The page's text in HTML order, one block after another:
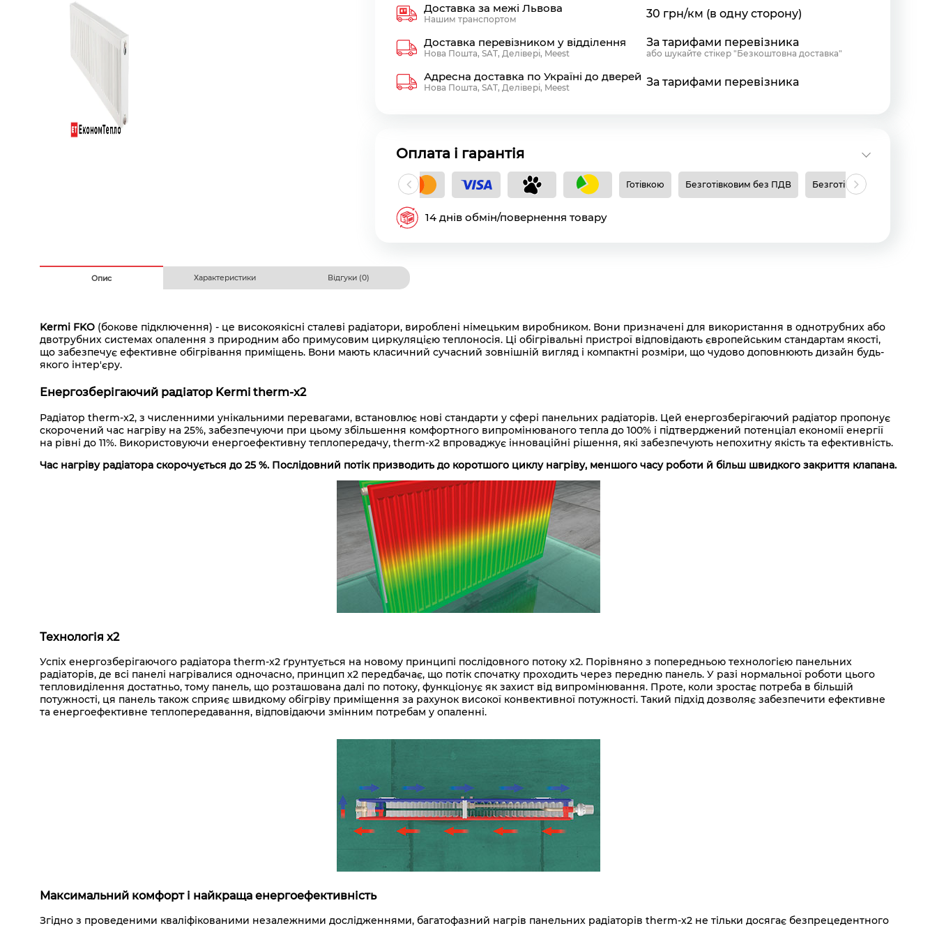
Доставка за межі Львова
Нашим транспортом 30 грн/км (в одну сторону)
Доставка перевізником у відділення
Нова Пошта, SAT, Делівері, Meest
За тарифами перевізника
або шукайте стікер "Безкоштовна доставка"
Адресна доставка по Україні до дверей
Нова Пошта, SAT, Делівері, Meest За тарифами перевізника
Оплата і гарантія
Готівкою Безготівковим без ПДВ Безготівковим з ПДВ
14 днів обмін/повернення товару
Опис Характеристики Відгуки (0)
Kermi FKO (бокове підключення) - це високоякісні сталеві радіатори, вироблені німецьким виробником. Вони призначені для використання в однотрубних або
двотрубних системах опалення з природним або примусовим циркуляцією теплоносія. Ці обігрівальні пристрої відповідають європейським стандартам якості,
що забезпечує ефективне обігрівання приміщень. Вони мають класичний сучасний зовнішній вигляд і компактні розміри, що чудово доповнюють дизайн будь-
якого інтер'єру.
Енергозберігаючий радіатор Kermi therm-x2
Радіатор therm-x2, з численними унікальними перевагами, встановлює нові стандарти у сфері панельних радіаторів. Цей енергозберігаючий радіатор пропонує
скорочений час нагріву на 25%, забезпечуючи при цьому збільшення комфортного випромінюваного тепла до 100% і підтверджений потенціал економії енергії
на рівні до 11%. Використовуючи енергоефективну теплопередачу, therm-x2 впроваджує інноваційні рішення, які забезпечують непохитну якість та ефективність.
Час нагріву радіатора скорочується до 25 %. Послідовний потік призводить до коротшого циклу нагріву, меншого часу роботи й більш швидкого закриття клапана.
Технологія x2
Успіх енергозберігаючого радіатора therm-x2 ґрунтується на новому принципі послідовного потоку x2. Порівняно з попередньою технологією панельних
радіаторів, де всі панелі нагрівалися одночасно, принцип x2 передбачає, що потік спочатку проходить через передню панель. У разі нормальної роботи цього
тепловиділення достатньо, тому панель, що розташована далі по потоку, функціонує як захист від випромінювання. Проте, коли зростає потреба в більшій
потужності, ця панель також сприяє швидкому обігріву приміщення за рахунок високої конвективної потужності. Такий підхід дозволяє забезпечити ефективне
та енергоефективне теплопередавання, відповідаючи змінним потребам у опаленні.
Максимальний комфорт і найкраща енергоефективність
Згідно з проведеними кваліфікованими незалежними дослідженнями, багатофазний нагрів панельних радіаторів therm-x2 не тільки досягає безпрецедентного